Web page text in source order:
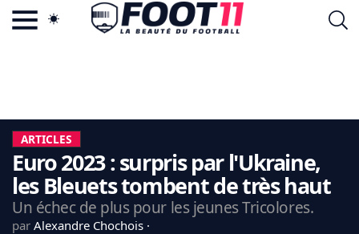
LA CHARTE
VIE PRIVÉE
CGU
CONTACTEZ-NOUS
ARTICLES
Euro 2023 : surpris par l'Ukraine,
les Bleuets tombent de très haut
Un échec de plus pour les jeunes Tricolores.
par Alexandre Chochois